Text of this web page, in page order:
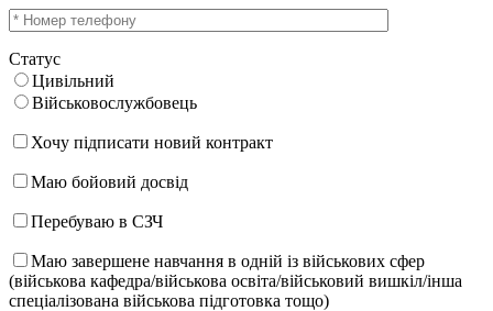
Статус
Цивільний
Військовослужбовець
Хочу підписати новий контракт
Маю бойовий досвід
Перебуваю в СЗЧ
Маю завершене навчання в одній із військових сфер
(військова кафедра/військова освіта/військовий вишкіл/інша
спеціалізована військова підготовка тощо)